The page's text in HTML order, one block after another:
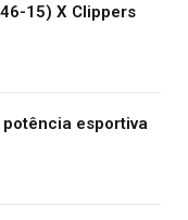
15) X Clippers
esportiva